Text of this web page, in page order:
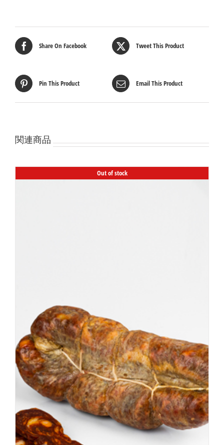
Share On Facebook Tweet This Product
Pin This Product Email This Product
関連商品
Out of stock